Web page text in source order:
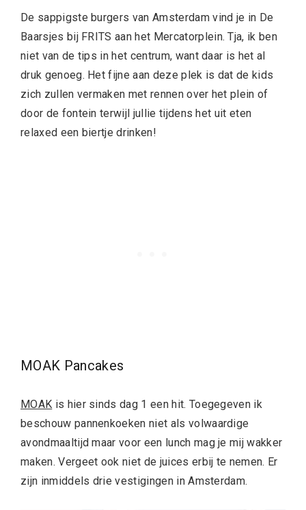
De sappigste burgers van Amsterdam vind je in De
Baarsjes bij FRITS aan het Mercatorplein. Tja, ik ben
niet van de tips in het centrum, want daar is het al
druk genoeg. Het fijne aan deze plek is dat de kids
zich zullen vermaken met rennen over het plein of
door de fontein terwijl jullie tijdens het uit eten
relaxed een biertje drinken!
MOAK Pancakes
MOAK is hier sinds dag 1 een hit. Toegegeven ik
beschouw pannenkoeken niet als volwaardige
avondmaaltijd maar voor een lunch mag je mij wakker
maken. Vergeet ook niet de juices erbij te nemen. Er
zijn inmiddels drie vestigingen in Amsterdam.